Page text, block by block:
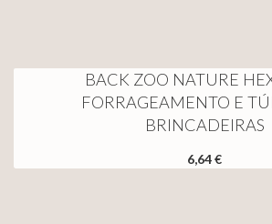
BACK ZOO NATURE
FORRAGEAMENTO E
BRINCADEIRAS
6,64 €